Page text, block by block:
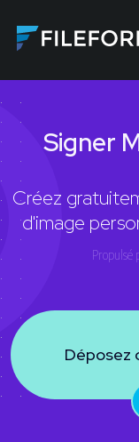
Signer
Créez
d'image
Propulsé
Déposez